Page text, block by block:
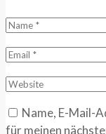
Name, E-Mail-
für meinen